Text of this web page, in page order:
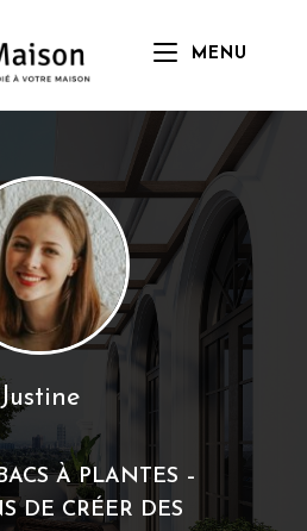
MENU
Justine
À PLANTES –
DE CRÉER DES